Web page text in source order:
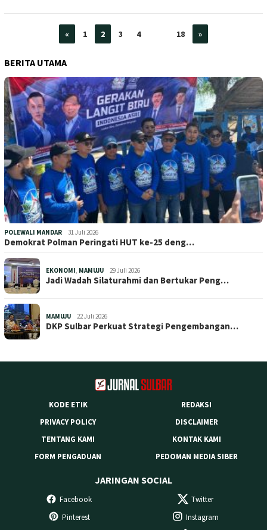
« 1 2 3 4 18 »
BERITA UTAMA
POLEWALI MANDAR 31 Juli 2026
Demokrat Polman Peringati HUT ke-25 deng…
EKONOMI, MAMUJU 29 Juli 2026
Jadi Wadah Silaturahmi dan Bertukar Peng…
MAMUJU 22 Juli 2026
DKP Sulbar Perkuat Strategi Pengembangan…
KODE ETIK
REDAKSI
PRIVACY POLICY
DISCLAIMER
TENTANG KAMI
KONTAK KAMI
FORM PENGADUAN
PEDOMAN MEDIA SIBER
JARINGAN SOCIAL
Facebook
Twitter
Pinterest
Instagram